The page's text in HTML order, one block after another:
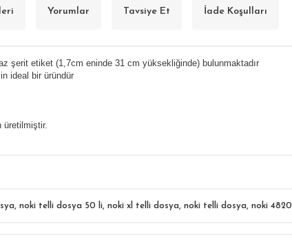
Yorumlar Tavsiye Et İade Koşulları
şerit etiket (1,7cm eninde 31 cm yüksekliğinde) bulunmaktadır
ideal bir üründür
üretilmiştir.
, noki telli dosya 50 li, noki xl telli dosya, noki telli dosya, noki